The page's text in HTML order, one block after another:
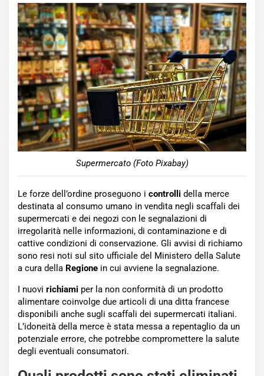
Supermercato (Foto Pixabay)
Le forze dell’ordine proseguono i controlli della merce
destinata al consumo umano in vendita negli scaffali dei
supermercati e dei negozi con le segnalazioni di
irregolarità nelle informazioni, di contaminazione e di
cattive condizioni di conservazione. Gli avvisi di richiamo
sono resi noti sul sito ufficiale del Ministero della Salute
a cura della Regione in cui avviene la segnalazione.
I nuovi richiami per la non conformità di un prodotto
alimentare coinvolge due articoli di una ditta francese
disponibili anche sugli scaffali dei supermercati italiani.
L’idoneità della merce è stata messa a repentaglio da un
potenziale errore, che potrebbe compromettere la salute
degli eventuali consumatori.